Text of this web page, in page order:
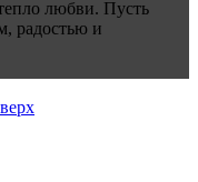
любви. Пусть
радостью и